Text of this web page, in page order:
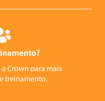
Crown para mais
treinamento.